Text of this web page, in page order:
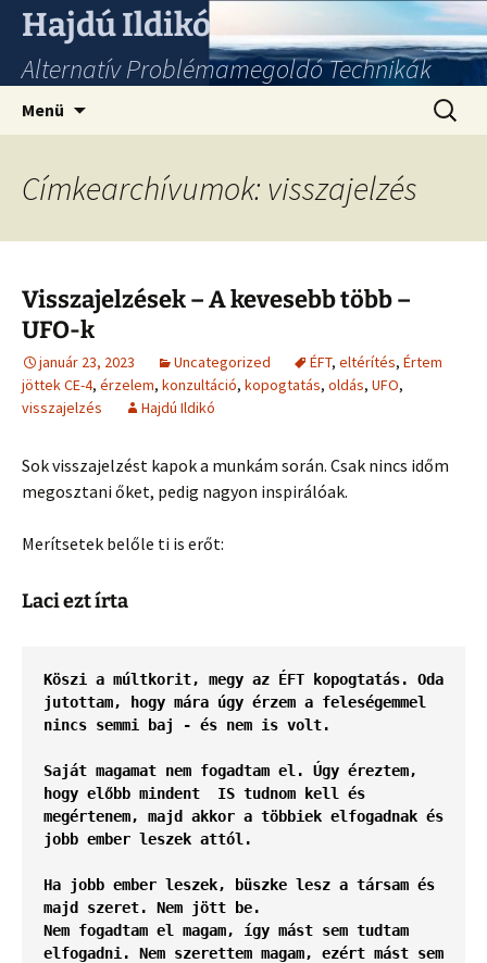
Hajdú Ildikó
Alternatív Problémamegoldó Technikák
Menü
Címkearchívumok: visszajelzés
Visszajelzések – A kevesebb több –
UFO-k
január 23, 2023 Uncategorized ÉFT, eltérítés, Értem
jöttek CE-4, érzelem, konzultáció, kopogtatás, oldás, UFO,
visszajelzés
Hajdú Ildikó
Sok visszajelzést kapok a munkám során. Csak nincs időm
megosztani őket, pedig nagyon inspirálóak.
Merítsetek belőle ti is erőt:
Laci ezt írta
Köszi a múltkorit, megy az ÉFT kopogtatás. Oda
jutottam, hogy mára úgy érzem a feleségemmel
nincs semmi baj - és nem is volt.
Saját magamat nem fogadtam el. Úgy éreztem,
hogy előbb mindent  IS tudnom kell és
megértenem, majd akkor a többiek elfogadnak és
jobb ember leszek attól.
Ha jobb ember leszek, büszke lesz a társam és
majd szeret. Nem jött be.
Nem fogadtam el magam, így mást sem tudtam
elfogadni. Nem szerettem magam, ezért mást sem